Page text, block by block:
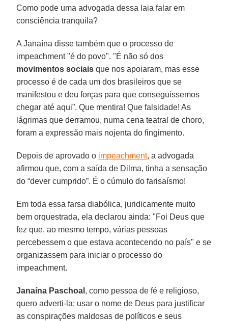
Como pode uma advogada dessa laia falar em
consciência tranquila?
A Janaína disse também que o processo de
impeachment "é do povo". "É não só dos
movimentos sociais que nos apoiaram, mas esse
processo é de cada um dos brasileiros que se
manifestou e deu forças para que conseguíssemos
chegar até aqui”. Que mentira! Que falsidade! As
lágrimas que derramou, numa cena teatral de choro,
foram a expressão mais nojenta do fingimento.
Depois de aprovado o impeachment, a advogada
afirmou que, com a saída de Dilma, tinha a sensação
do “dever cumprido”. É o cúmulo do farisaísmo!
Em toda essa farsa diabólica, juridicamente muito
bem orquestrada, ela declarou ainda: "Foi Deus que
fez que, ao mesmo tempo, várias pessoas
percebessem o que estava acontecendo no país" e se
organizassem para iniciar o processo do
impeachment.
Janaína Paschoal , como pessoa de fé e religioso,
quero adverti-la: usar o nome de Deus para justificar
as conspirações maldosas de políticos e seus